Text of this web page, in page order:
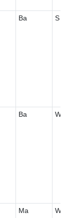
Ba S
Ba W
Ma W